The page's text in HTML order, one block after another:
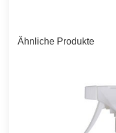
Ähnliche Produkte